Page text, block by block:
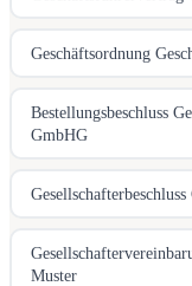
Geschäftsordnung
Bestellungsbeschluss
GmbHG
Muster